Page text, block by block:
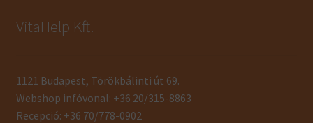
VitaHelp Kft.
1121 Budapest, Törökbálinti út 69.
Webshop infóvonal: +36 20/315-8863
Recepció: +36 70/778-0902